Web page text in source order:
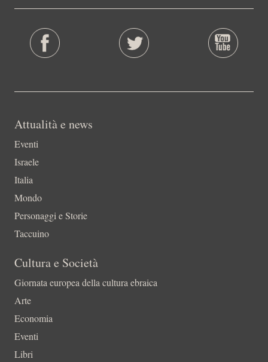
Attualità e news
Eventi
Israele
Italia
Mondo
Personaggi e Storie
Taccuino
Cultura e Società
Giornata europea della cultura ebraica
Arte
Economia
Eventi
Libri